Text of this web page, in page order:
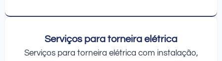
Serviços para torneira elétrica
Serviços para torneira elétrica com instalação,